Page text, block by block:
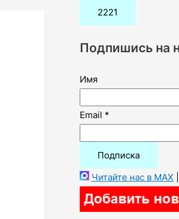
:
Подпишись на
Имя
Email *
Читайте нас в MAX